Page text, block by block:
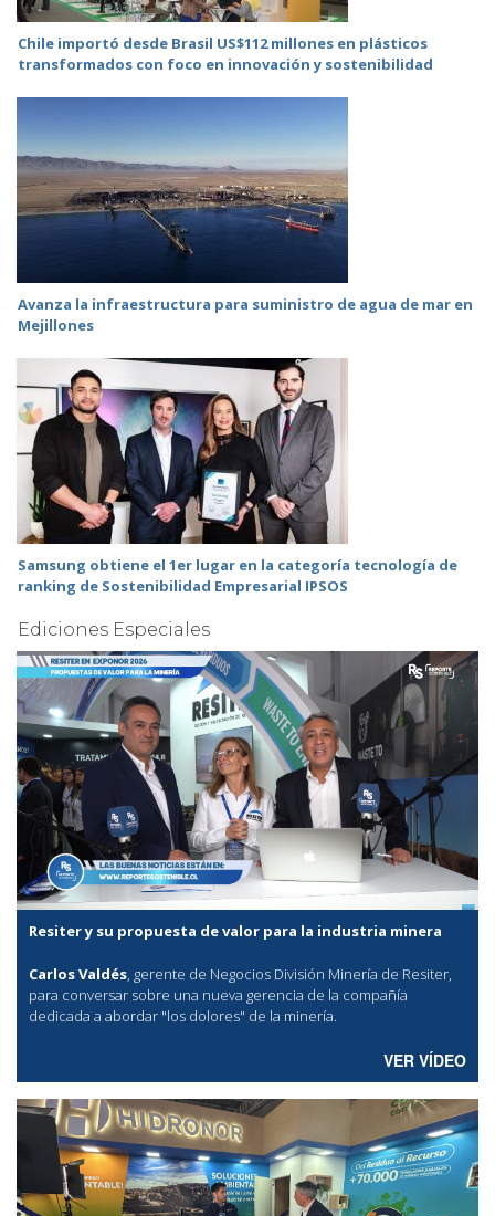
Chile importó desde Brasil US$112 millones en plásticos
transformados con foco en innovación y sostenibilidad
Avanza la infraestructura para suministro de agua de mar en
Mejillones
Samsung obtiene el 1er lugar en la categoría tecnología de
ranking de Sostenibilidad Empresarial IPSOS
Ediciones Especiales
Resiter y su propuesta de valor para la industria minera
Carlos Valdés, gerente de Negocios División Minería de Resiter,
para conversar sobre una nueva gerencia de la compañía
dedicada a abordar "los dolores" de la minería.
VER VÍDEO